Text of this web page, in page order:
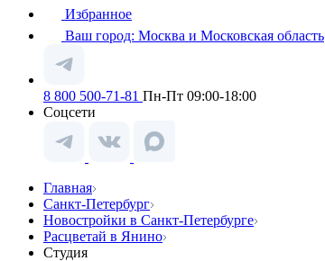
Избранное
Ваш город: Москва и Московская область
8 800 500-71-81 Пн-Пт 09:00-18:00
Соцсети
Главная
Санкт-Петербург
Новостройки в Санкт-Петербурге
Расцветай в Янино
Студия